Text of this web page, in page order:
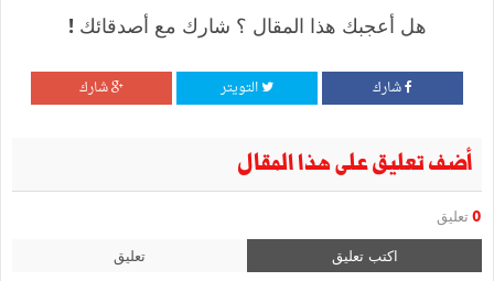
هل أعجبك هذا المقال ؟ شارك مع أصدقائك !
شارك التويتر شارك
أضف تعليق على هذا المقال
0 تعليق
اكتب تعليق تعليق